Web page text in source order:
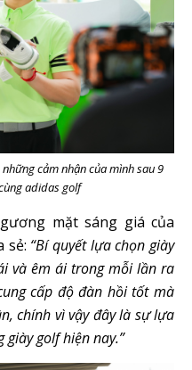
cảm nhận của mình sau 9
adidas golf
mặt sáng giá của
sẻ: “Bí quyết lựa chọn giày
và êm ái trong mỗi lần ra
cấp độ đàn hồi tốt mà
chính vì vậy đây là sự lựa
giày golf hiện nay.”